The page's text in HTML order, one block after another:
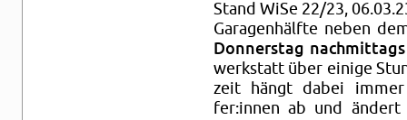
Stand WiSe 22/23,
Ga­ra­gen­hälf­te neben
Don­ners­tag
werk­statt über ei­ni­ge
zeit hängt dabei
fer:innen ab und än­dert